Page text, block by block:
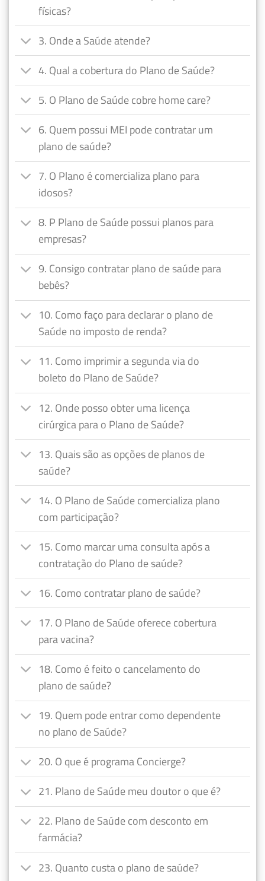
físicas?
3. Onde a Saúde atende?
4. Qual a cobertura do Plano de Saúde?
5. O Plano de Saúde cobre home care?
6. Quem possui MEI pode contratar um
plano de saúde?
7. O Plano é comercializa plano para
idosos?
8. P Plano de Saúde possui planos para
empresas?
9. Consigo contratar plano de saúde para
bebês?
10. Como faço para declarar o plano de
Saúde no imposto de renda?
11. Como imprimir a segunda via do
boleto do Plano de Saúde?
12. Onde posso obter uma licença
cirúrgica para o Plano de Saúde?
13. Quais são as opções de planos de
saúde?
14. O Plano de Saúde comercializa plano
com participação?
15. Como marcar uma consulta após a
contratação do Plano de saúde?
16. Como contratar plano de saúde?
17. O Plano de Saúde oferece cobertura
para vacina?
18. Como é feito o cancelamento do
plano de saúde?
19. Quem pode entrar como dependente
no plano de Saúde?
20. O que é programa Concierge?
21. Plano de Saúde meu doutor o que é?
22. Plano de Saúde com desconto em
farmácia?
23. Quanto custa o plano de saúde?